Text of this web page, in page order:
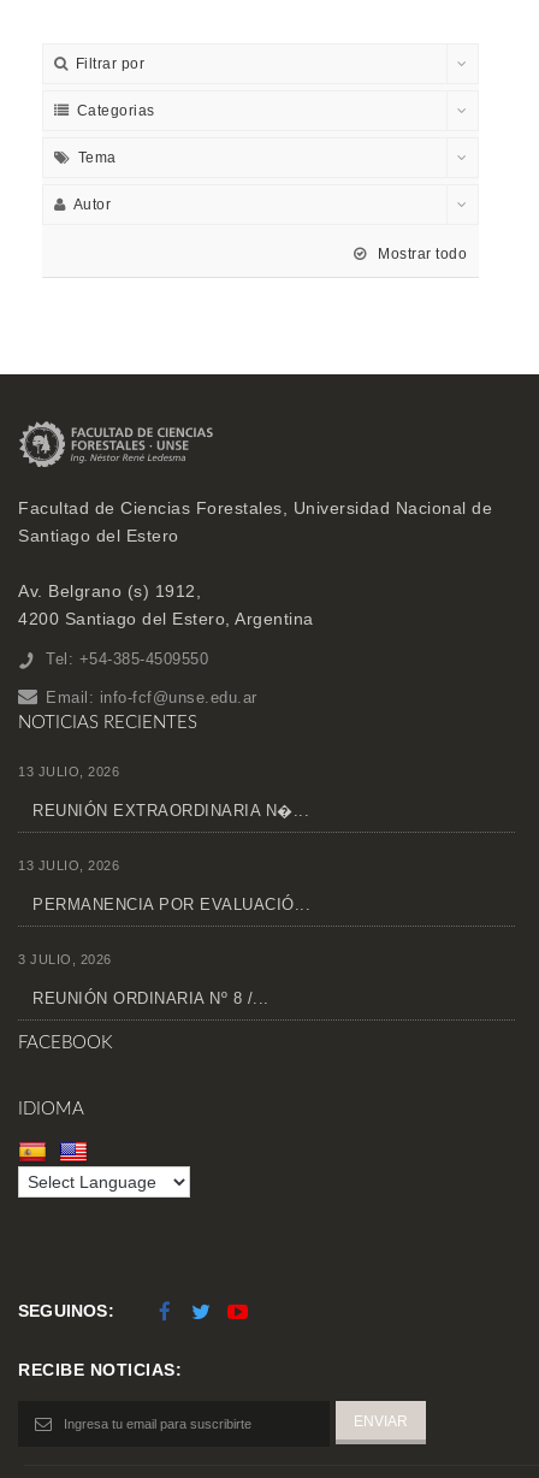
Filtrar por
Categorias
Tema
Autor
Mostrar todo
Facultad de Ciencias Forestales, Universidad Nacional de
Santiago del Estero
Av. Belgrano (s) 1912,
4200 Santiago del Estero, Argentina
Tel: +54-385-4509550
Email: info-fcf@unse.edu.ar
NOTICIAS RECIENTES
13 JULIO, 2026
REUNIÓN EXTRAORDINARIA N�...
13 JULIO, 2026
PERMANENCIA POR EVALUACIÓ...
3 JULIO, 2026
REUNIÓN ORDINARIA Nº 8 /...
FACEBOOK
IDIOMA
SEGUINOS:
RECIBE NOTICIAS: